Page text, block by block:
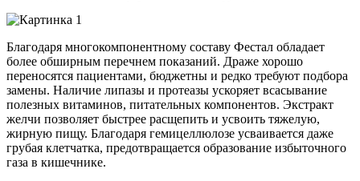
Благодаря многокомпонентному составу Фестал обладает
более обширным перечнем показаний. Драже хорошо
переносятся пациентами, бюджетны и редко требуют подбора
замены. Наличие липазы и протеазы ускоряет всасывание
полезных витаминов, питательных компонентов. Экстракт
желчи позволяет быстрее расщепить и усвоить тяжелую,
жирную пищу. Благодаря гемицеллюлозе усваивается даже
грубая клетчатка, предотвращается образование избыточного
газа в кишечнике.